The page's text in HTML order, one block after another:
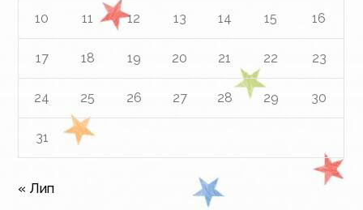
10 11 12 13 14 15 16
17 18 19 20 21 22 23
24 25 26 27 28 29 30
31
« Лип